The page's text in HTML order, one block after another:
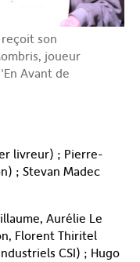
son
joueur
Avant de
livreur) ; Pierre-
; Stevan Madec
Aurélie Le
Florent Thiritel
CSI) ; Hugo